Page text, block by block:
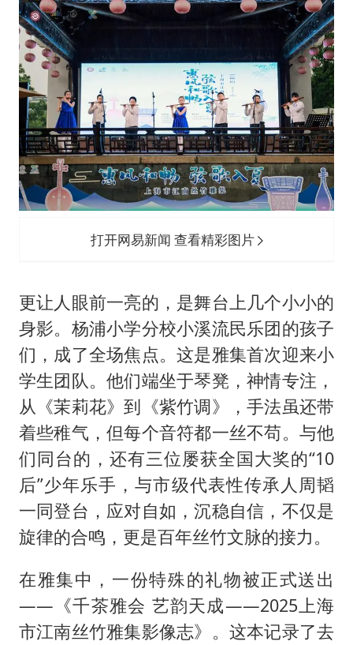
打开网易新闻 查看精彩图片
更让人眼前一亮的，是舞台上几个小小的
身影。杨浦小学分校小溪流民乐团的孩子
们，成了全场焦点。这是雅集首次迎来小
学生团队。他们端坐于琴凳，神情专注，
从《茉莉花》到《紫竹调》，手法虽还带
着些稚气，但每个音符都一丝不苟。与他
们同台的，还有三位屡获全国大奖的“10
后”少年乐手，与市级代表性传承人周韬
一同登台，应对自如，沉稳自信，不仅是
旋律的合鸣，更是百年丝竹文脉的接力。
在雅集中，一份特殊的礼物被正式送出
——《千茶雅会 艺韵天成——2025上海
市江南丝竹雅集影像志》。这本记录了去